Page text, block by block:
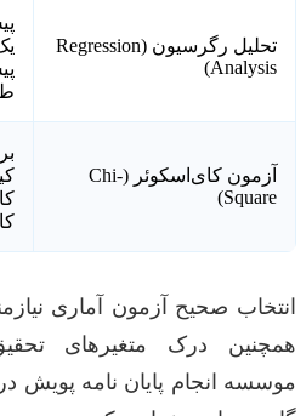
تحلیل رگرسیون (Regression
Analysis)
آزمون کای‌اسکوئر (Chi-
Square)
انتخاب صحیح آزمون آماری
همچنین درک متغیرهای
موسسه انجام پایان نامه پویش